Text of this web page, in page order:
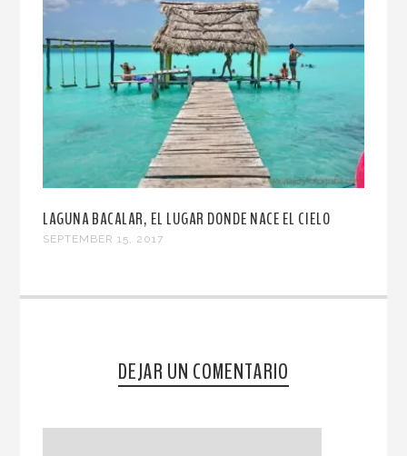
LAGUNA BACALAR, EL LUGAR DONDE NACE EL CIELO
SEPTEMBER 15, 2017
DEJAR UN COMENTARIO